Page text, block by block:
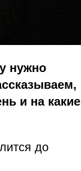
нужно
и на какие
до